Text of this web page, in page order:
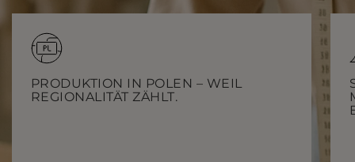
PRODUKTION IN POLEN – WEIL
REGIONALITÄT ZÄHLT.